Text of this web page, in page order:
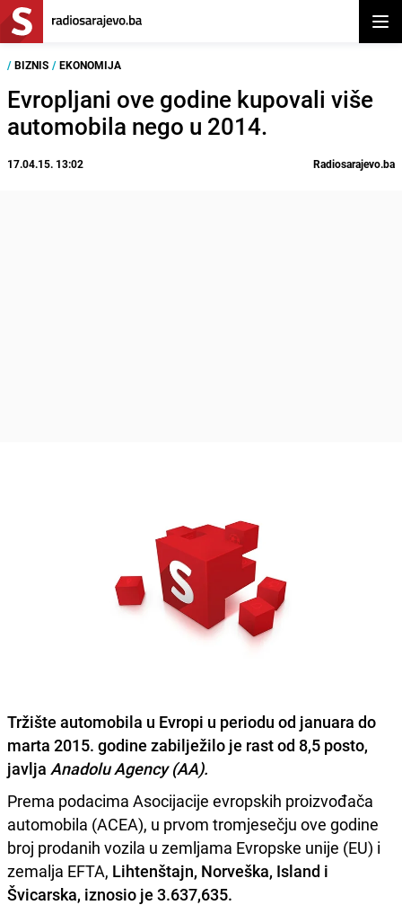
/ BIZNIS / EKONOMIJA
Evropljani ove godine kupovali više
automobila nego u 2014.
17.04.15. 13:02 Radiosarajevo.ba
Tržište automobila u Evropi u periodu od januara do
marta 2015. godine zabilježilo je rast od 8,5 posto,
javlja Anadolu Agency (AA).
Prema podacima Asocijacije evropskih proizvođača
automobila (ACEA), u prvom tromjesečju ove godine
broj prodanih vozila u zemljama Evropske unije (EU) i
zemalja EFTA, Lihtenštajn, Norveška, Island i
Švicarska, iznosio je 3.637,635.